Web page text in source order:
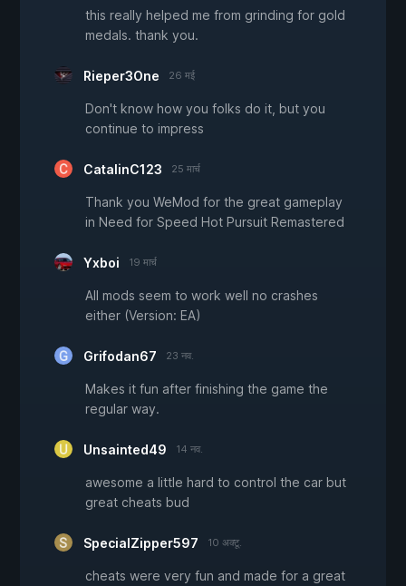
this really helped me from grinding for gold
medals. thank you.
Rieper3One 26 मई
Don't know how you folks do it, but you
continue to impress
CatalinC123 25 मार्च
Thank you WeMod for the great gameplay
in Need for Speed Hot Pursuit Remastered
Yxboi 19 मार्च
All mods seem to work well no crashes
either (Version: EA)
Grifodan67 23 नव.
Makes it fun after finishing the game the
regular way.
Unsainted49 14 नव.
awesome a little hard to control the car but
great cheats bud
SpecialZipper597 10 अक्टू.
cheats were very fun and made for a great